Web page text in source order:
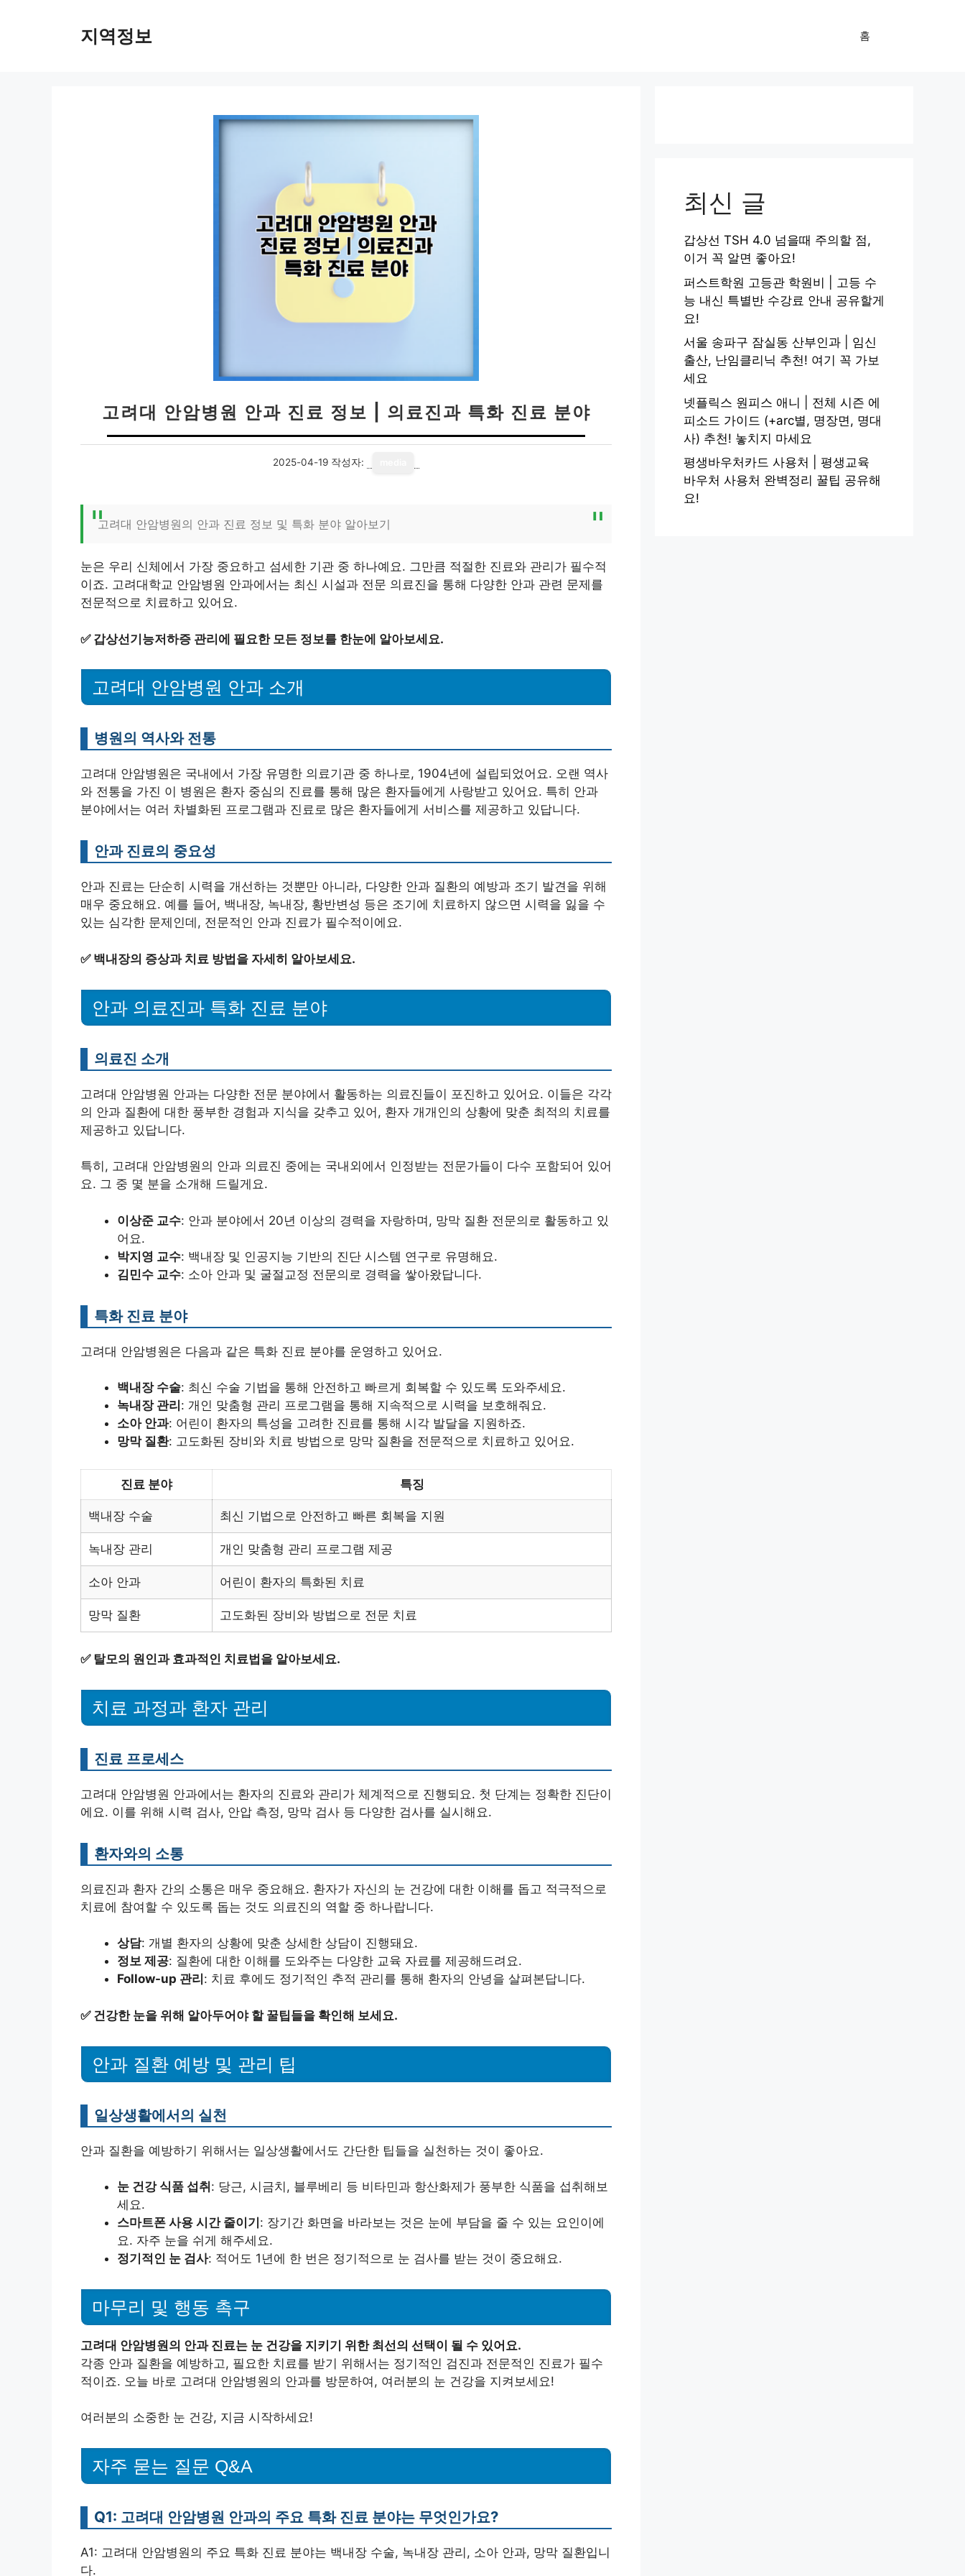
지역정보 홈
고려대 안암병원 안과 진료 정보 | 의료진과 특화 진료 분야
2025-04-19 작성자:
고려대 안암병원의 안과 진료 정보 및 특화 분야 알아보기
눈은 우리 신체에서 가장 중요하고 섬세한 기관 중 하나예요. 그만큼 적절한 진료와 관리가 필수적
이죠. 고려대학교 안암병원 안과에서는 최신 시설과 전문 의료진을 통해 다양한 안과 관련 문제를
전문적으로 치료하고 있어요.
✅ 갑상선기능저하증 관리에 필요한 모든 정보를 한눈에 알아보세요.
고려대 안암병원 안과 소개
병원의 역사와 전통
고려대 안암병원은 국내에서 가장 유명한 의료기관 중 하나로, 1904년에 설립되었어요. 오랜 역사
와 전통을 가진 이 병원은 환자 중심의 진료를 통해 많은 환자들에게 사랑받고 있어요. 특히 안과
분야에서는 여러 차별화된 프로그램과 진료로 많은 환자들에게 서비스를 제공하고 있답니다.
안과 진료의 중요성
안과 진료는 단순히 시력을 개선하는 것뿐만 아니라, 다양한 안과 질환의 예방과 조기 발견을 위해
매우 중요해요. 예를 들어, 백내장, 녹내장, 황반변성 등은 조기에 치료하지 않으면 시력을 잃을 수
있는 심각한 문제인데, 전문적인 안과 진료가 필수적이에요.
✅ 백내장의 증상과 치료 방법을 자세히 알아보세요.
안과 의료진과 특화 진료 분야
의료진 소개
고려대 안암병원 안과는 다양한 전문 분야에서 활동하는 의료진들이 포진하고 있어요. 이들은 각각
의 안과 질환에 대한 풍부한 경험과 지식을 갖추고 있어, 환자 개개인의 상황에 맞춘 최적의 치료를
제공하고 있답니다.
특히, 고려대 안암병원의 안과 의료진 중에는 국내외에서 인정받는 전문가들이 다수 포함되어 있어
요. 그 중 몇 분을 소개해 드릴게요.
이상준 교수: 안과 분야에서 20년 이상의 경력을 자랑하며, 망막 질환 전문의로 활동하고 있
어요.
박지영 교수: 백내장 및 인공지능 기반의 진단 시스템 연구로 유명해요.
김민수 교수: 소아 안과 및 굴절교정 전문의로 경력을 쌓아왔답니다.
특화 진료 분야
고려대 안암병원은 다음과 같은 특화 진료 분야를 운영하고 있어요.
백내장 수술: 최신 수술 기법을 통해 안전하고 빠르게 회복할 수 있도록 도와주세요.
녹내장 관리 : 개인 맞춤형 관리 프로그램을 통해 지속적으로 시력을 보호해줘요.
소아 안과: 어린이 환자의 특성을 고려한 진료를 통해 시각 발달을 지원하죠.
망막 질환: 고도화된 장비와 치료 방법으로 망막 질환을 전문적으로 치료하고 있어요.
진료 분야 특징
백내장 수술 최신 기법으로 안전하고 빠른 회복을 지원
녹내장 관리 개인 맞춤형 관리 프로그램 제공
소아 안과 어린이 환자의 특화된 치료
망막 질환 고도화된 장비와 방법으로 전문 치료
✅ 탈모의 원인과 효과적인 치료법을 알아보세요.
치료 과정과 환자 관리
진료 프로세스
고려대 안암병원 안과에서는 환자의 진료와 관리가 체계적으로 진행되요. 첫 단계는 정확한 진단이
에요. 이를 위해 시력 검사, 안압 측정, 망막 검사 등 다양한 검사를 실시해요.
환자와의 소통
의료진과 환자 간의 소통은 매우 중요해요. 환자가 자신의 눈 건강에 대한 이해를 돕고 적극적으로
치료에 참여할 수 있도록 돕는 것도 의료진의 역할 중 하나랍니다.
상담: 개별 환자의 상황에 맞춘 상세한 상담이 진행돼요.
정보 제공: 질환에 대한 이해를 도와주는 다양한 교육 자료를 제공해드려요.
Follow-up 관리 : 치료 후에도 정기적인 추적 관리를 통해 환자의 안녕을 살펴본답니다.
✅ 건강한 눈을 위해 알아두어야 할 꿀팁들을 확인해 보세요.
안과 질환 예방 및 관리 팁
일상생활에서의 실천
안과 질환을 예방하기 위해서는 일상생활에서도 간단한 팁들을 실천하는 것이 좋아요.
눈 건강 식품 섭취 : 당근, 시금치, 블루베리 등 비타민과 항산화제가 풍부한 식품을 섭취해보
세요.
스마트폰 사용 시간 줄이기 : 장기간 화면을 바라보는 것은 눈에 부담을 줄 수 있는 요인이에
요. 자주 눈을 쉬게 해주세요.
정기적인 눈 검사: 적어도 1년에 한 번은 정기적으로 눈 검사를 받는 것이 중요해요.
마무리 및 행동 촉구
고려대 안암병원의 안과 진료는 눈 건강을 지키기 위한 최선의 선택이 될 수 있어요.
각종 안과 질환을 예방하고, 필요한 치료를 받기 위해서는 정기적인 검진과 전문적인 진료가 필수
적이죠. 오늘 바로 고려대 안암병원의 안과를 방문하여, 여러분의 눈 건강을 지켜보세요!
여러분의 소중한 눈 건강, 지금 시작하세요!
자주 묻는 질문 Q&A
Q1: 고려대 안암병원 안과의 주요 특화 진료 분야는 무엇인가요?
A1: 고려대 안암병원의 주요 특화 진료 분야는 백내장 수술, 녹내장 관리, 소아 안과, 망막 질환입니
다.
최신 글
갑상선 TSH 4.0 넘을때 주의할 점,
이거 꼭 알면 좋아요!
퍼스트학원 고등관 학원비 | 고등 수
능 내신 특별반 수강료 안내 공유할게
요!
서울 송파구 잠실동 산부인과 | 임신
출산, 난임클리닉 추천! 여기 꼭 가보
세요
넷플릭스 원피스 애니 | 전체 시즌 에
피소드 가이드 (+arc별, 명장면, 명대
사) 추천! 놓치지 마세요
평생바우처카드 사용처 | 평생교육
바우처 사용처 완벽정리 꿀팁 공유해
요!